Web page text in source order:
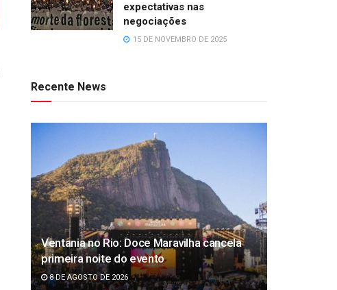
expectativas nas
negociações
15 DE NOVEMBRO DE 2025
Recente News
Ventania no Rio: Doce Maravilha cancela
primeira noite do evento
8 DE AGOSTO DE 2026